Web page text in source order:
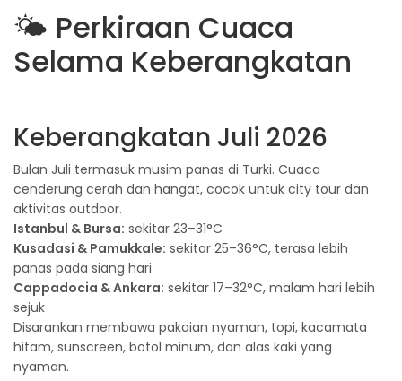
🌤️ Perkiraan Cuaca
Selama Keberangkatan
Keberangkatan Juli 2026
Bulan Juli termasuk musim panas di Turki. Cuaca
cenderung cerah dan hangat, cocok untuk city tour dan
aktivitas outdoor.
Istanbul & Bursa: sekitar 23–31°C
Kusadasi & Pamukkale: sekitar 25–36°C, terasa lebih
panas pada siang hari
Cappadocia & Ankara: sekitar 17–32°C, malam hari lebih
sejuk
Disarankan membawa pakaian nyaman, topi, kacamata
hitam, sunscreen, botol minum, dan alas kaki yang
nyaman.